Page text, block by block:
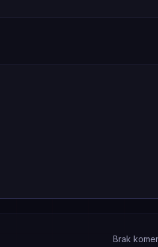
Brak